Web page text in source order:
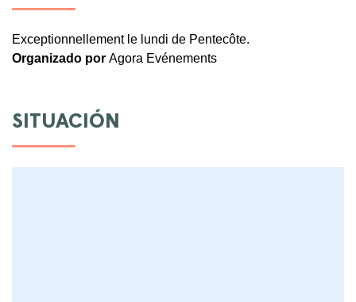
Exceptionnellement le lundi de Pentecôte.
Organizado por Agora Evénements
SITUACIÓN